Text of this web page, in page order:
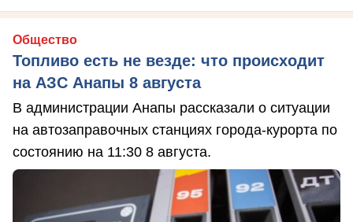
Общество
Топливо есть не везде: что происходит
на АЗС Анапы 8 августа
В администрации Анапы рассказали о ситуации
на автозаправочных станциях города-курорта по
состоянию на 11:30 8 августа.